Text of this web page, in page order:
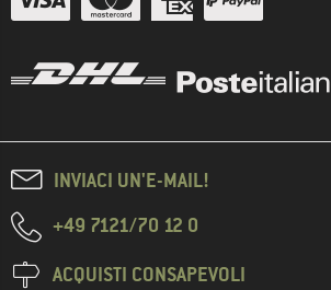
INVIACI UN'E-MAIL!
+49 7121/70 12 0
ACQUISTI CONSAPEVOLI